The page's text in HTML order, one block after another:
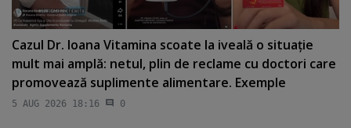
Cazul Dr. Ioana Vitamina scoate la iveală o situaţie
mult mai amplă: netul, plin de reclame cu doctori care
promovează suplimente alimentare. Exemple
5 AUG 2026 18:16 0